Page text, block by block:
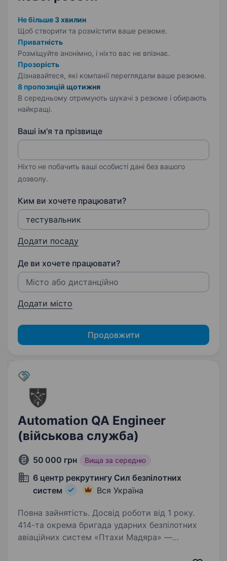
Не більше 3 хвилин
Щоб створити та розмістити ваше резюме.
Приватність
Розміщуйте анонімно, і ніхто вас не впізнає.
Прозорість
Дізнавайтеся, які компанії переглядали ваше резюме.
8 пропозицій щотижня
В середньому отримують шукачі з резюме і обирають
найкращі.
Ваші ім'я та прізвище
Ніхто не побачить ваші особисті дані без вашого
дозволу.
Ким ви хочете працювати?
Додати посаду
Де ви хочете працювати?
Додати місто
Продовжити
Automation QA Engineer
(військова служба)
50 000 грн Вища за середню
6 центр рекрутингу Сил безпілотних
систем
Вся Україна
Повна зайнятість. Досвід роботи від 1 року.
414-та окрема бригада ударних безпілотних
авіаційних систем «Птахи Мадяра» —